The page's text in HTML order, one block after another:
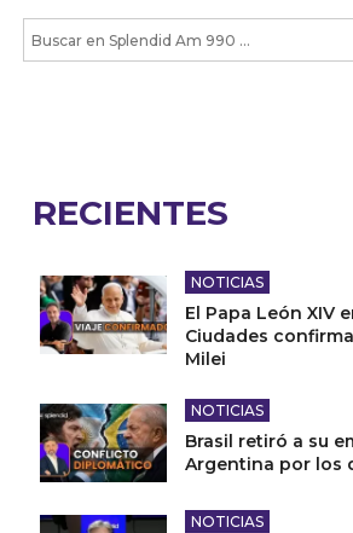
RECIENTES
NOTICIAS
El Papa León XIV
Ciudades
Milei
NOTICIAS
Brasil retiró a su
Argentina por los
NOTICIAS